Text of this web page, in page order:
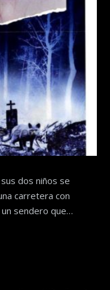
dos niños se
carretera con
un sendero que…